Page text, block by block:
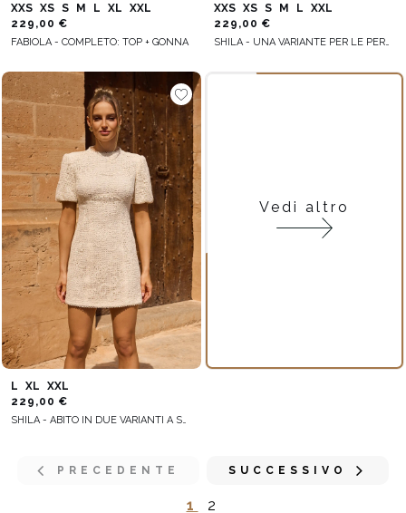
XXS XS S M L XL
XXL
229,00 €
FABIOLA - COMPLETO: TOP + GONNA
XXS XS S M L
XXL
229,00 €
SHILA - UNA VARIANTE PER LE PERSONE PIÙ ALTE
L XL
XXL
229,00 €
Vedi altro
PRECEDENTE
1 2
SUCCESSIVO